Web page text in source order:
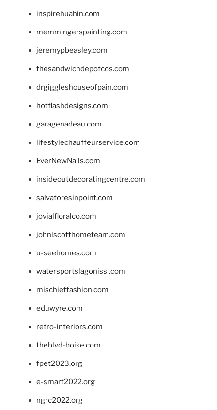
inspirehuahin.com
memmingerspainting.com
jeremypbeasley.com
thesandwichdepotcos.com
drgiggleshouseofpain.com
hotflashdesigns.com
garagenadeau.com
lifestylechauffeurservice.com
EverNewNails.com
insideoutdecoratingcentre.com
salvatoresinpoint.com
jovialfloralco.com
johnlscotthometeam.com
u-seehomes.com
watersportslagonissi.com
mischieffashion.com
eduwyre.com
retro-interiors.com
theblvd-boise.com
fpet2023.org
e-smart2022.org
ngrc2022.org